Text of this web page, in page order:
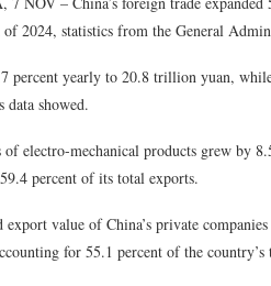
2024, statistics from the General
percent yearly to 20.8 trillion yuan,
data showed.
of electro-mechanical products grew by
percent of its total exports.
value of China’s private
for 55.1 percent of the